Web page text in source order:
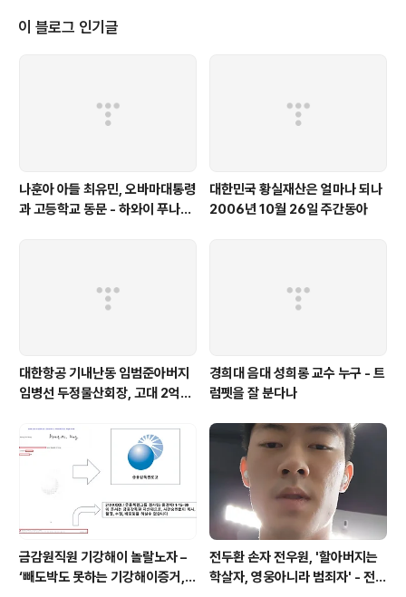
에 조언하는 등 품위손상 비위를 저지른 사안과 관련해 "오늘 감찰위원회 심의
결과 징계 혐의를 인정할 수 없어 사건을 무혐의 종결했다"고..
이 블로그 인기글
나훈아 아들 최유민, 오바마대통령
과 고등학교 동문 - 하와이 푸나호
대한민국 황실재산은 얼마나 되나
2006년 10월 26일 주간동아
대한항공 기내난동 임범준아버지
임병선 두정물산회장, 고대 2억기
경희대 음대 성희롱 교수 누구 - 트
럼펫을 잘 분다나
금감원직원 기강해이 놀랄노자 –
‘빼도박도 못하는 기강해이증거,
전두환 손자 전우원, '할아버지는
학살자, 영웅아니라 범죄자' - 전재